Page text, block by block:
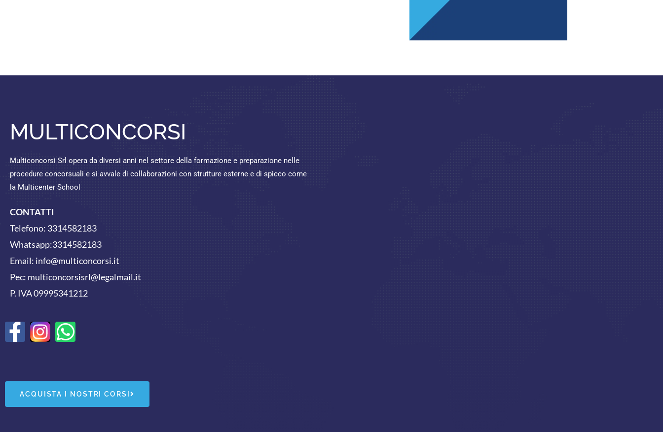
MULTICONCORSI
Multiconcorsi Srl opera da diversi anni nel settore della formazione e preparazione nelle
procedure concorsuali e si avvale di collaborazioni con strutture esterne e di spicco come
la Multicenter School
CONTATTI
Telefono: 3314582183
Whatsapp:3314582183
Email: info@multiconcorsi.it
Pec: multiconcorsisrl@legalmail.it
P. IVA 09995341212
F
e
b
W
t
s
ACQUISTA I NOSTRI CORSI